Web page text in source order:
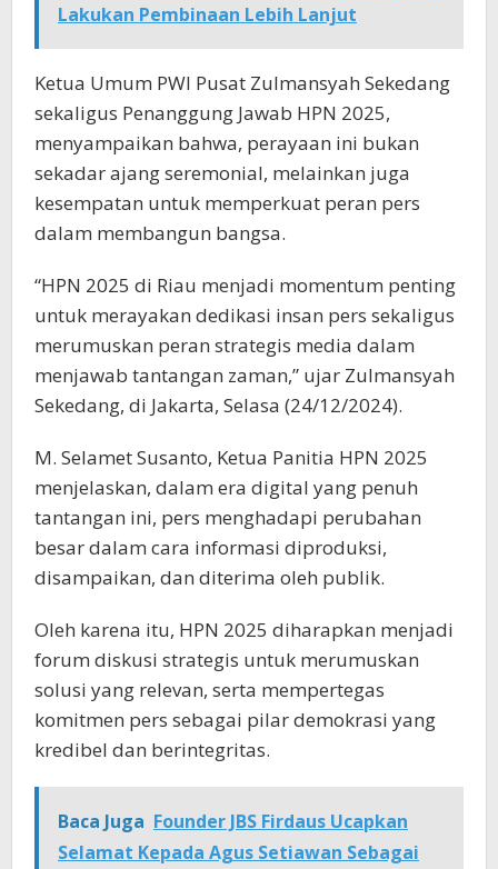
Lakukan Pembinaan Lebih Lanjut
Ketua Umum PWI Pusat Zulmansyah Sekedang
sekaligus Penanggung Jawab HPN 2025,
menyampaikan bahwa, perayaan ini bukan
sekadar ajang seremonial, melainkan juga
kesempatan untuk memperkuat peran pers
dalam membangun bangsa.
“HPN 2025 di Riau menjadi momentum penting
untuk merayakan dedikasi insan pers sekaligus
merumuskan peran strategis media dalam
menjawab tantangan zaman,” ujar Zulmansyah
Sekedang, di Jakarta, Selasa (24/12/2024).
M. Selamet Susanto, Ketua Panitia HPN 2025
menjelaskan, dalam era digital yang penuh
tantangan ini, pers menghadapi perubahan
besar dalam cara informasi diproduksi,
disampaikan, dan diterima oleh publik.
Oleh karena itu, HPN 2025 diharapkan menjadi
forum diskusi strategis untuk merumuskan
solusi yang relevan, serta mempertegas
komitmen pers sebagai pilar demokrasi yang
kredibel dan berintegritas.
Baca Juga Founder JBS Firdaus Ucapkan
Selamat Kepada Agus Setiawan Sebagai